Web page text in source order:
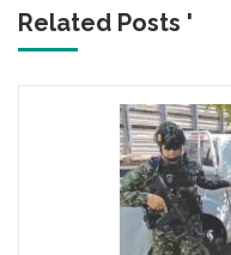
Related Posts '